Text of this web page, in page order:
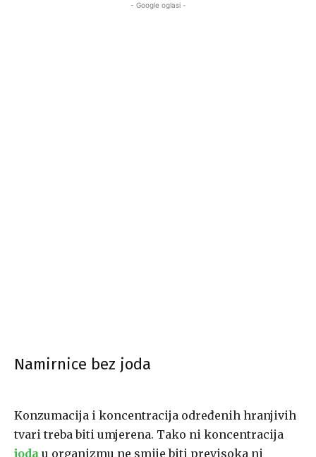
- Google oglasi -
Namirnice bez joda
Konzumacija i koncentracija određenih hranjivih
tvari treba biti umjerena. Tako ni koncentracija
joda u organizmu ne smije biti previsoka ni